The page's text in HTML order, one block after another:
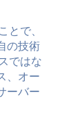
とで、
の技術
ではな
、オー
ーバー